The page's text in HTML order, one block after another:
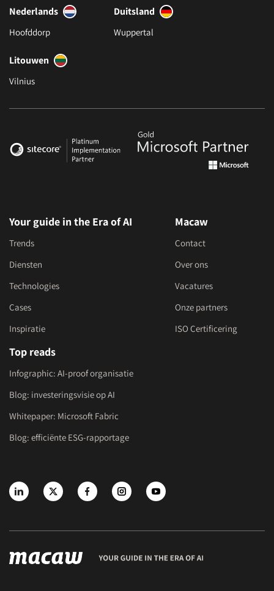
Nederlands
Hoofddorp
Duitsland
Wuppertal
Litouwen
Vilnius
Your guide in the Era of AI
Trends
Diensten
Technologies
Cases
Inspiratie
Macaw
Contact
Over ons
Vacatures
Onze partners
ISO Certificering
Top reads
Infographic: AI-proof organisatie
Blog: investeringsvisie op AI
Whitepaper: Microsoft Fabric
Blog: efficiënte ESG-rapportage